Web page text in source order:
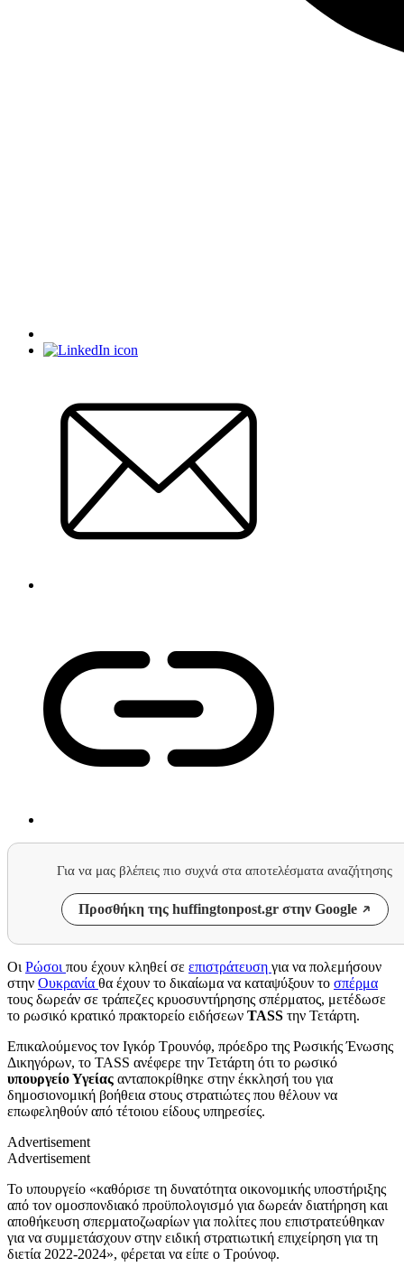
Για να μας βλέπεις πιο συχνά στα αποτελέσματα αναζήτησης
Προσθήκη της huffingtonpost.gr στην Google
Oι Ρώσοι που έχουν κληθεί σε επιστράτευση για να πολεμήσουν
στην Ουκρανία θα έχουν το δικαίωμα να καταψύξουν το σπέρμα
τους δωρεάν σε τράπεζες κρυοσυντήρησης σπέρματος, μετέδωσε
το ρωσικό κρατικό πρακτορείο ειδήσεων TASS την Τετάρτη.
Επικαλούμενος τον Iγκόρ Tρουνόφ, πρόεδρο της Ρωσικής Ένωσης
Δικηγόρων, το TASS ανέφερε την Τετάρτη ότι το ρωσικό
υπουργείο Υγείας ανταποκρίθηκε στην έκκλησή του για
δημοσιονομική βοήθεια στους στρατιώτες που θέλουν να
επωφεληθούν από τέτοιου είδους υπηρεσίες.
Advertisement
Advertisement
Το υπουργείο «καθόρισε τη δυνατότητα οικονομικής υποστήριξης
από τον ομοσπονδιακό προϋπολογισμό για δωρεάν διατήρηση και
αποθήκευση σπερματοζωαρίων για πολίτες που επιστρατεύθηκαν
για να συμμετάσχουν στην ειδική στρατιωτική επιχείρηση για τη
διετία 2022-2024», φέρεται να είπε ο Τρούνοφ.